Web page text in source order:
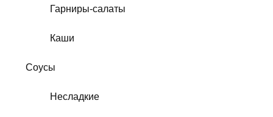
Гарниры-салаты
Каши
Соусы
Несладкие